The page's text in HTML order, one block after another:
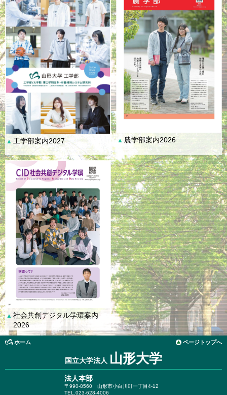
▲ 工学部案内2027 ▲ 農学部案内2026
▲ 社会共創デジタル学環案内
2026
ホーム ページトップへ
国立大学法人 山形大学
法人本部
〒990-8560 山形市小白川町一丁目4-12
TEL.023-628-4006